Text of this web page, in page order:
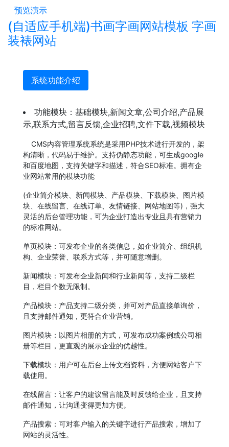
预览演示
(自适应手机端)书画字画网站模板 字画
装裱网站
系统功能介绍
功能模块： 基础模块,新闻文章,公司介绍,产品展
示,联系方式,留言反馈,企业招聘,文件下载,视频模块
CMS内容管理系统系统是采用PHP技术进行开发的，架
构清晰，代码易于维护。支持伪静态功能，可生成google
和百度地图，支持关键字和描述，符合SEO标准。拥有企
业网站常用的模块功能
(企业简介模块、新闻模块、产品模块、下载模块、图片模
块、在线留言、在线订单、友情链接、网站地图等)，强大
灵活的后台管理功能，可为企业打造出专业且具有营销力
的标准网站。
单页模块：可发布企业的各类信息，如企业简介、组织机
构、企业荣誉、联系方式等，并可随意增删。
新闻模块：可发布企业新闻和行业新闻等，支持二级栏
目，栏目个数无限制。
产品模块：产品支持二级分类，并可对产品直接单询价，
且支持邮件通知，更符合企业营销。
图片模块：以图片相册的方式，可发布成功案例或公司相
册等栏目，更直观的展示企业的优越性。
下载模块：用户可在后台上传文档资料，方便网站客户下
载使用。
在线留言：让客户的建议留言能及时反馈给企业，且支持
邮件通知，让沟通变得更加方便。
产品搜索：可对客户输入的关键字进行产品搜索，增加了
网站的灵活性。